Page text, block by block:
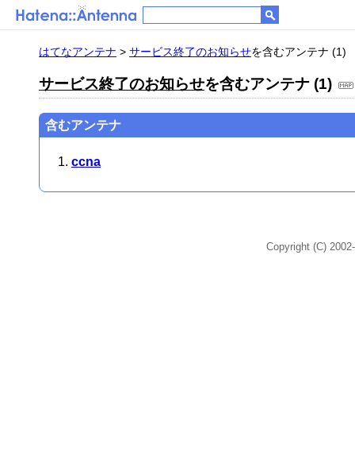
はてなアンテナ > サービス終了のお知らせを含むアンテナ (1)
サービス終了のお知らせを含むアンテナ (1)
含むアンテナ
ccna
Copyright (C)